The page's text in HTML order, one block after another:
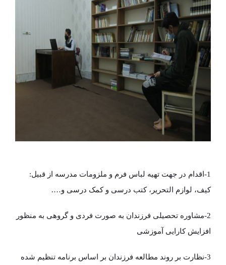
1-اقدام در جهت تهیه لباس فرم و ملزومات مدرسه از قبیل:
کیف، لوازم التحریر، کتب درسی و کمک درسی و….
2-مشاوره تحصیلی فرزندان به صورت فردی و گروهی به منظور
افزایش کارایی آموزشی
3-نظارت بر روند مطالعه فرزندان بر اساس برنامه تنظیم شده